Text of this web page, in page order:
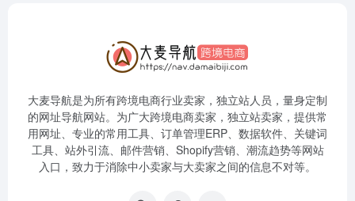
大麦导航是为所有跨境电商行业卖家，独立站人员，量身定制
的网址导航网站。为广大跨境电商卖家，独立站卖家，提供常
用网址、专业的常用工具、订单管理ERP、数据软件、关键词
工具、站外引流、邮件营销、Shopify营销、潮流趋势等网站
入口，致力于消除中小卖家与大卖家之间的信息不对等。